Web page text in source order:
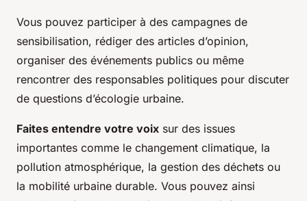
Vous pouvez participer à des campagnes de
sensibilisation, rédiger des articles d’opinion,
organiser des événements publics ou même
rencontrer des responsables politiques pour discuter
de questions d’écologie urbaine.
Faites entendre votre voix sur des issues
importantes comme le changement climatique, la
pollution atmosphérique, la gestion des déchets ou
la mobilité urbaine durable. Vous pouvez ainsi